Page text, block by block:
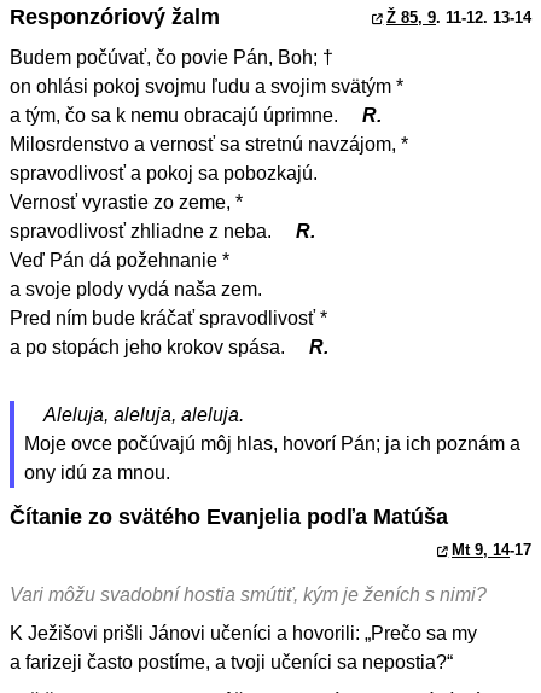
Responzóriový žalm Ž 85, 9. 11-12. 13-14
Budem počúvať, čo povie Pán, Boh; †
on ohlási pokoj svojmu ľudu a svojim svätým *
a tým, čo sa k nemu obracajú úprimne.
R.
Milosrdenstvo a vernosť sa stretnú navzájom, *
spravodlivosť a pokoj sa pobozkajú.
Vernosť vyrastie zo zeme, *
spravodlivosť zhliadne z neba.
R.
Veď Pán dá požehnanie *
a svoje plody vydá naša zem.
Pred ním bude kráčať spravodlivosť *
a po stopách jeho krokov spása.
R.
Aleluja, aleluja, aleluja.
Moje ovce počúvajú môj hlas, hovorí Pán; ja ich poznám a
ony idú za mnou.
Čítanie zo svätého Evanjelia podľa Matúša
Mt 9, 14-17
Vari môžu svadobní hostia smútiť, kým je ženích s nimi?
K Ježišovi prišli Jánovi učeníci a hovorili: „Prečo sa my
a farizeji často postíme, a tvoji učeníci sa nepostia?“